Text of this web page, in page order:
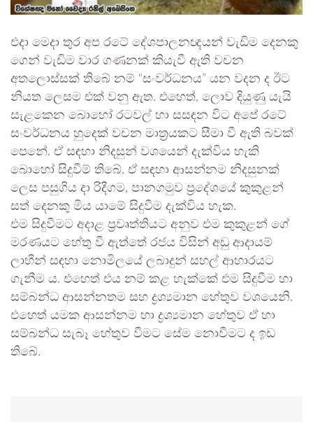
එදා මෙදා තුර අප රටේ දේශපාලනඥයන් වැඩිම දෙනකු
ගෙන් වැඩිම වාර ගණනක් කියැවී ඇති වචන
අතලොස්සක් තිබේ නම් “සංවර්ධනය” යන වදන ද ඊට
නියත ලෙසම එක් වනු ඇත. එහෙත්, ලොව දියුණු යැයි
සැළකෙන බොහෝ රටවල් හා සසඳන විට අපේ රටේ
සංවර්ධනය හුදෙක් වචන මාත්‍රයකට සීමා වී ඇති බවක්
පෙනේ. ඒ සඳහා නිදසුන් වශයෙන් දැක්විය හැකි
බොහෝ සිදුවීම් තිබේ. ඒ සඳහා ආසන්නම නිදසුනක්
ලෙස පසුගිය දා රිදීගම, පානගමුව ප්‍රදේශයේ කුකුළන්
සත් දෙනකු මිය යාමේ සිදුවීම දැක්විය හැක.
එම සිදුවීමට අදාළ ප්‍රවෘත්තියට අනුව එම කුකුළන් ගේ
මරණයට හේතු වී ඇත්තේ රජය විසින් අඩු ආදායම්
ලාභීන් සඳහා නොමිලයේ ලබාදුන් සහල් ආහාරයට
ගැනීම ය. එහෙත් එය නම් කළ හැක්කේ එම සිදුවීම හා
සම්බන්ධ ආසන්නතම සහ ද්‍රශ්‍යමාන හේතුව වශයෙනි.
එහෙත් යමක ආසන්නම හා ද්‍රශ්‍යමාන හේතුව ඒ හා
සම්බන්ධ සැබෑ හේතුව වීමට සේම නොවීමට ද ඉඩ
තිබේ.